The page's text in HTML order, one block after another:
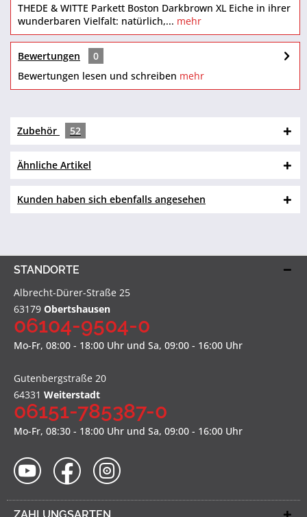
THEDE & WITTE Parkett Boston Darkbrown XL Eiche in ihrer
wunderbaren Vielfalt: natürlich,... mehr
Bewertungen
0
Bewertungen lesen und schreiben mehr
Zubehör 52
Ähnliche Artikel
Kunden haben sich ebenfalls angesehen
STANDORTE
Albrecht-Dürer-Straße 25
63179 Obertshausen
06104-9504-0
Mo-Fr, 08:00 - 18:00 Uhr und Sa, 09:00 - 16:00 Uhr
Gutenbergstraße 20
64331 Weiterstadt
06151-785387-0
Mo-Fr, 08:30 - 18:00 Uhr und Sa, 09:00 - 16:00 Uhr